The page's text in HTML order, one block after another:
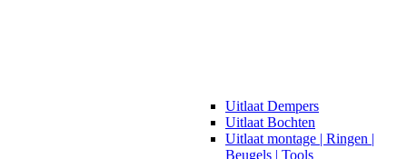
Uitlaat Dempers
Uitlaat Bochten
Uitlaat montage | Ringen |
Beugels | Tools